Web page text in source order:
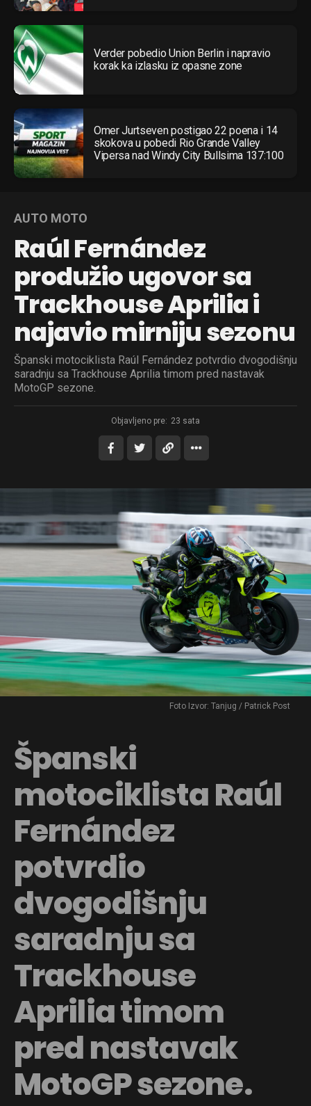
Verder pobedio Union Berlin i napravio
korak ka izlasku iz opasne zone
Omer Jurtseven postigao 22 poena i 14
skokova u pobedi Rio Grande Valley
Vipersa nad Windy City Bullsima 137:100
AUTO MOTO
Raúl Fernández
produžio ugovor sa
Trackhouse Aprilia i
najavio mirniju sezonu
Španski motociklista Raúl Fernández potvrdio dvogodišnju
saradnju sa Trackhouse Aprilia timom pred nastavak
MotoGP sezone.
Objavljeno pre: 23 sata
Foto Izvor: Tanjug / Patrick Post
Španski
motociklista Raúl
Fernández
potvrdio
dvogodišnju
saradnju sa
Trackhouse
Aprilia timom
pred nastavak
MotoGP sezone.